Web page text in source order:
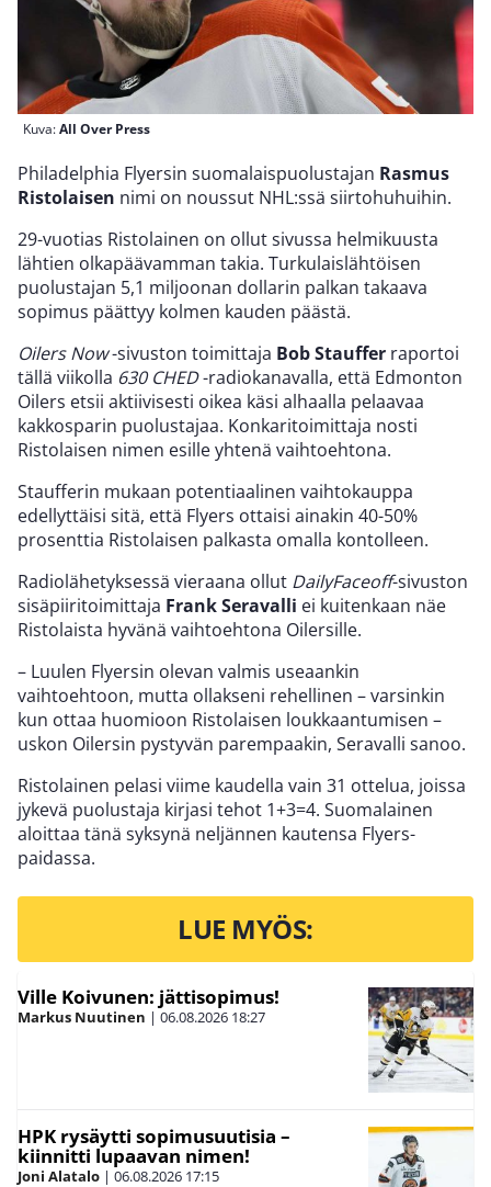
Kuva:All Over Press
Philadelphia Flyersin suomalaispuolustajan Rasmus
Ristolaisen nimi on noussut NHL:ssä siirtohuhuihin.
29-vuotias Ristolainen on ollut sivussa helmikuusta
lähtien olkapäävamman takia. Turkulaislähtöisen
puolustajan 5,1 miljoonan dollarin palkan takaava
sopimus päättyy kolmen kauden päästä.
Oilers Now-sivuston toimittaja Bob Stauffer raportoi
tällä viikolla 630 CHED-radiokanavalla, että Edmonton
Oilers etsii aktiivisesti oikea käsi alhaalla pelaavaa
kakkosparin puolustajaa. Konkaritoimittaja nosti
Ristolaisen nimen esille yhtenä vaihtoehtona.
Staufferin mukaan potentiaalinen vaihtokauppa
edellyttäisi sitä, että Flyers ottaisi ainakin 40-50%
prosenttia Ristolaisen palkasta omalla kontolleen.
Radiolähetyksessä vieraana ollut DailyFaceoff-sivuston
sisäpiiritoimittaja Frank Seravalli ei kuitenkaan näe
Ristolaista hyvänä vaihtoehtona Oilersille.
– Luulen Flyersin olevan valmis useaankin
vaihtoehtoon, mutta ollakseni rehellinen – varsinkin
kun ottaa huomioon Ristolaisen loukkaantumisen –
uskon Oilersin pystyvän parempaakin, Seravalli sanoo.
Ristolainen pelasi viime kaudella vain 31 ottelua, joissa
jykevä puolustaja kirjasi tehot 1+3=4. Suomalainen
aloittaa tänä syksynä neljännen kautensa Flyers-
paidassa.
LUE MYÖS:
Ville Koivunen: jättisopimus!
Markus Nuutinen | 06.08.2026 18:27
HPK rysäytti sopimusuutisia –
kiinnitti lupaavan nimen!
Joni Alatalo | 06.08.2026 17:15